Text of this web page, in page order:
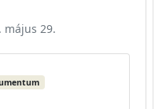
május 29.